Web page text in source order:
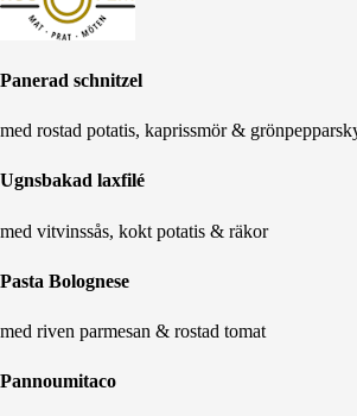
Panerad schnitzel
med rostad potatis, kaprissmör &
Ugnsbakad laxfilé
med vitvinssås, kokt potatis & räkor
Pasta Bolognese
med riven parmesan & rostad tomat
Pannoumitaco